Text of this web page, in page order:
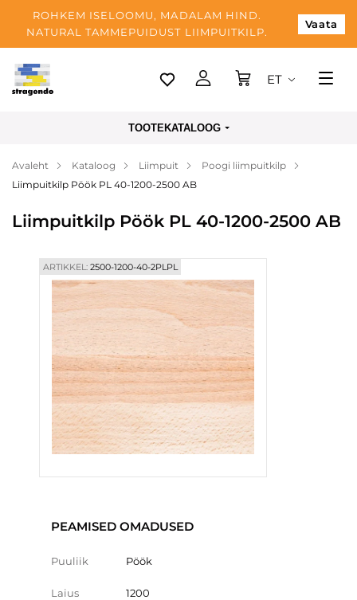
ROHKEM ISELOOMU, MADALAM HIND.
NATURAL TAMMEPUIDUST LIIMPUITKILP.
Vaata
Tallinn
Makse
Blogi
Kontaktid
ET
TOOTEKATALOOG
Avaleht Kataloog Liimpuit
Poogi liimpuitkilp
Liimpuitkilp Pöök PL 40-1200-2500 AB
Liimpuitkilp Pöök PL 40-1200-2500 AB
ARTIKKEL:2500-1200-40-2PLPL
PEAMISED OMADUSED
Puuliik Pöök
Laius 1200